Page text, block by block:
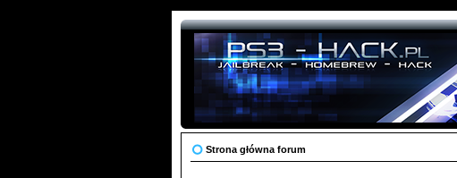
Strona główna forum